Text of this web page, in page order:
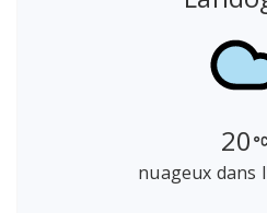
20
nuageux dans